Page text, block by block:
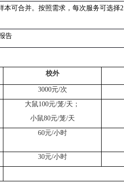
本可合并。按照需求，每次服务可选择2
告
校外
3000元/次
大鼠100元/笼/天；
小鼠80元/笼/天
60元/小时
30元/小时